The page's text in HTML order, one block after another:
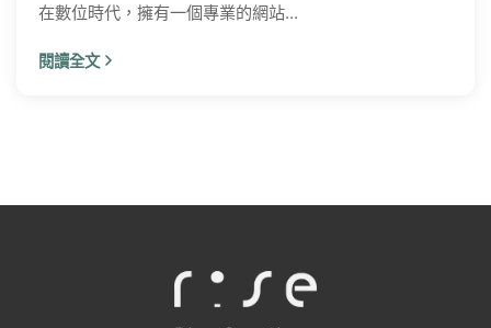
在數位時代，擁有一個專業的網站...
閱讀全文